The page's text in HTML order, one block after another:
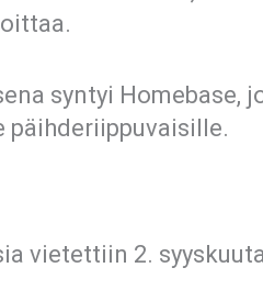
syntyi Homebase,
päihderiippuvaisille.
vietettiin 2.